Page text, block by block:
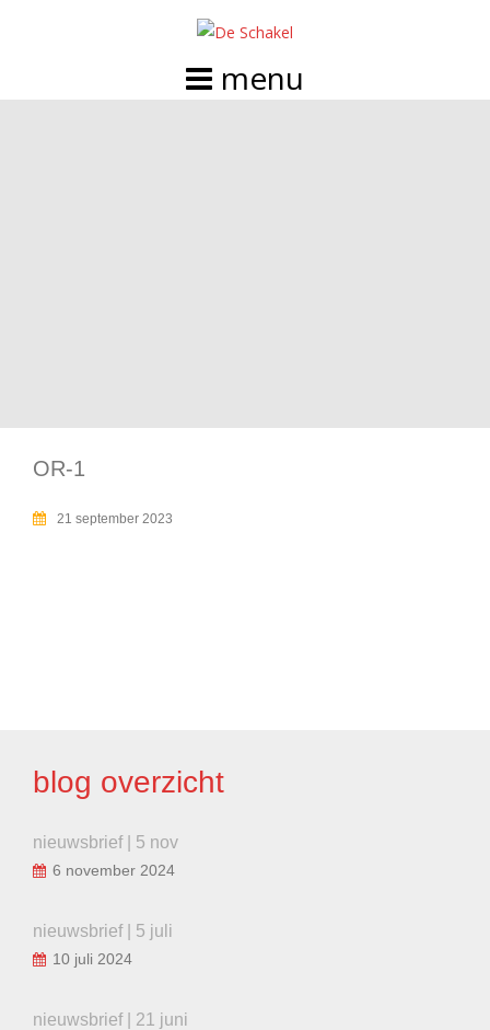
OR-1
21 september 2023
blog overzicht
nieuwsbrief | 5 nov
6 november 2024
nieuwsbrief | 5 juli
10 juli 2024
nieuwsbrief | 21 juni